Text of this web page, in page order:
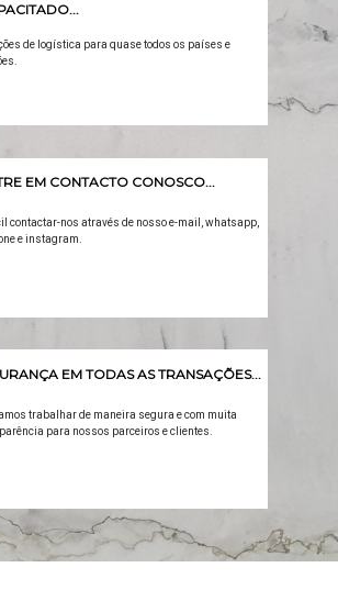
EM CONTACTO CONOSCO...
contactar-nos através de nosso e-mail, whatsapp,
e instagram.
EM TODAS AS TRANSAÇÕES...
trabalhar de maneira segura e com muita
para nossos parceiros e clientes.
de logística para quase todos os países e